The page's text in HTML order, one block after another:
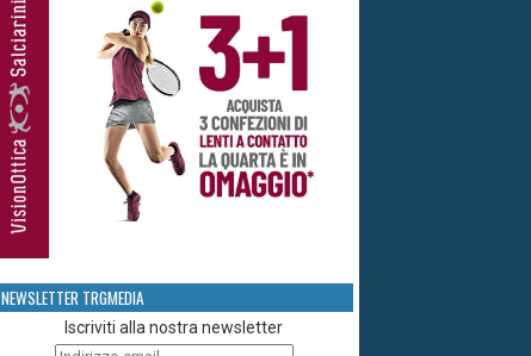
NEWSLETTER TRGMEDIA
Iscriviti alla nostra newsletter